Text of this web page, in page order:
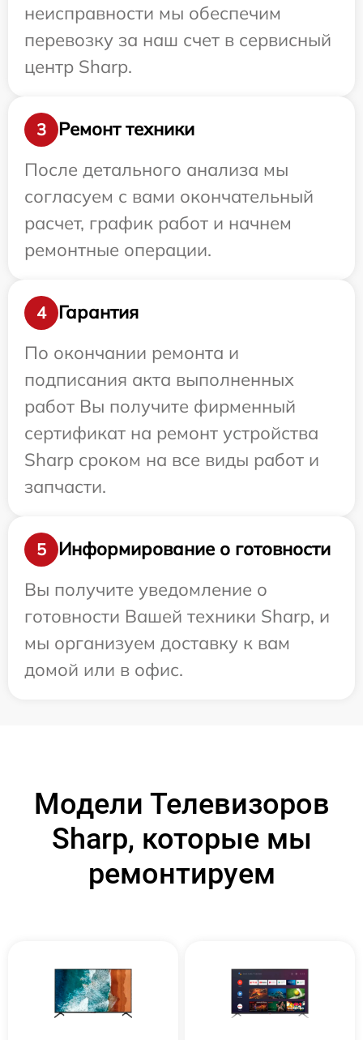
неисправности мы обеспечим
перевозку за наш счет в сервисный
центр Sharp.
3
Ремонт техники
После детального анализа мы
согласуем с вами окончательный
расчет, график работ и начнем
ремонтные операции.
4
Гарантия
По окончании ремонта и
подписания акта выполненных
работ Вы получите фирменный
сертификат на ремонт устройства
Sharp сроком на все виды работ и
запчасти.
5
Информирование о готовности
Вы получите уведомление о
готовности Вашей техники Sharp, и
мы организуем доставку к вам
домой или в офис.
Модели Телевизоров
Sharp, которые мы
ремонтируем